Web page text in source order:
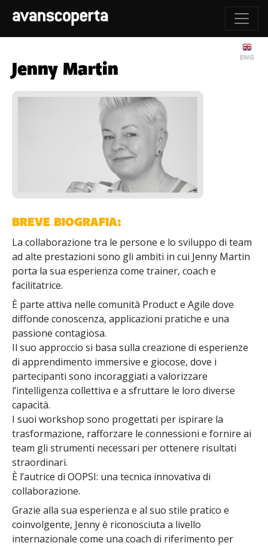
Jenny Martin
BREVE BIOGRAFIA:
La collaborazione tra le persone e lo sviluppo di team
ad alte prestazioni sono gli ambiti in cui Jenny Martin
porta la sua esperienza come trainer, coach e
facilitatrice.
È parte attiva nelle comunità Product e Agile dove
diffonde conoscenza, applicazioni pratiche e una
passione contagiosa.
Il suo approccio si basa sulla creazione di esperienze
di apprendimento immersive e giocose, dove i
partecipanti sono incoraggiati a valorizzare
l’intelligenza collettiva e a sfruttare le loro diverse
capacità.
I suoi workshop sono progettati per ispirare la
trasformazione, rafforzare le connessioni e fornire ai
team gli strumenti necessari per ottenere risultati
straordinari.
È l’autrice di OOPSI: una tecnica innovativa di
collaborazione.
Grazie alla sua esperienza e al suo stile pratico e
coinvolgente, Jenny è riconosciuta a livello
internazionale come una coach di riferimento per